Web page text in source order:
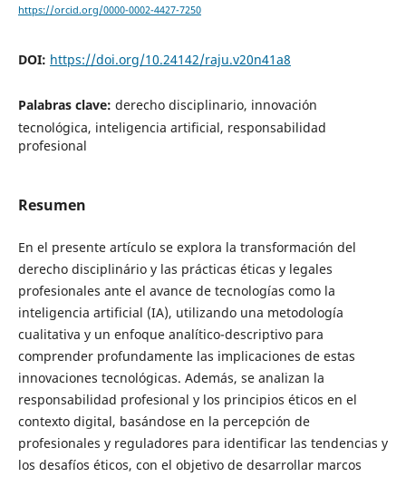
https://orcid.org/0000-0002-4427-7250
DOI: https://doi.org/10.24142/raju.v20n41a8
Palabras clave: derecho disciplinario, innovación
tecnológica, inteligencia artificial, responsabilidad
profesional
Resumen
En el presente artículo se explora la transformación del
derecho disciplinário y las prácticas éticas y legales
profesionales ante el avance de tecnologías como la
inteligencia artificial (IA), utilizando una metodología
cualitativa y un enfoque analítico-descriptivo para
comprender profundamente las implicaciones de estas
innovaciones tecnológicas. Además, se analizan la
responsabilidad profesional y los principios éticos en el
contexto digital, basándose en la percepción de
profesionales y reguladores para identificar las tendencias y
los desafíos éticos, con el objetivo de desarrollar marcos